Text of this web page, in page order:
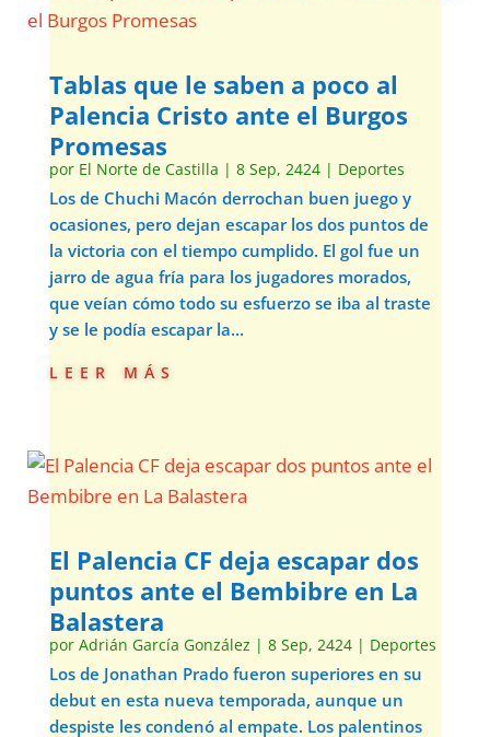
Tablas que le saben a poco al
Palencia Cristo ante el Burgos
Promesas
por El Norte de Castilla | 8 Sep, 2424| Deportes
Los de Chuchi Macón derrochan buen juego y
ocasiones, pero dejan escapar los dos puntos de
la victoria con el tiempo cumplido. El gol fue un
jarro de agua fría para los jugadores morados,
que veían cómo todo su esfuerzo se iba al traste
y se le podía escapar la...
leer más
El Palencia CF deja escapar dos
puntos ante el Bembibre en La
Balastera
por Adrián García González | 8 Sep, 2424| Deportes
Los de Jonathan Prado fueron superiores en su
debut en esta nueva temporada, aunque un
despiste les condenó al empate. Los palentinos